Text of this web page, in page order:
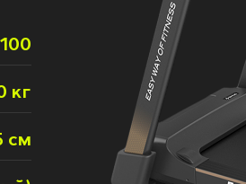
кг
см